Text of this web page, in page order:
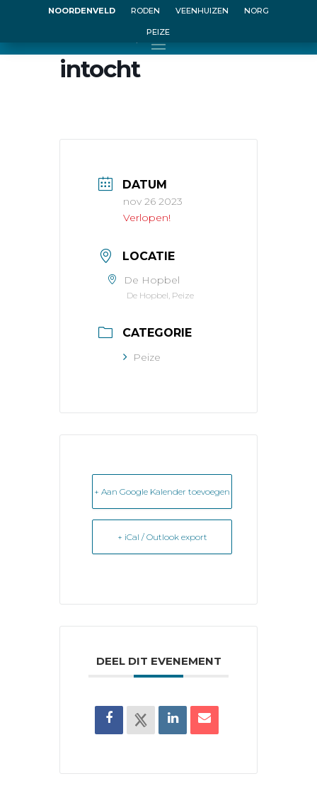
NOORDENVELD RODEN VEENHUIZEN NORG
PEIZE
Sinterklaas
intocht
DATUM
nov 26 2023
Verlopen!
LOCATIE
De Hopbel
De Hopbel, Peize
CATEGORIE
Peize
+ Aan Google Kalender toevoegen
+ iCal / Outlook export
DEEL DIT EVENEMENT